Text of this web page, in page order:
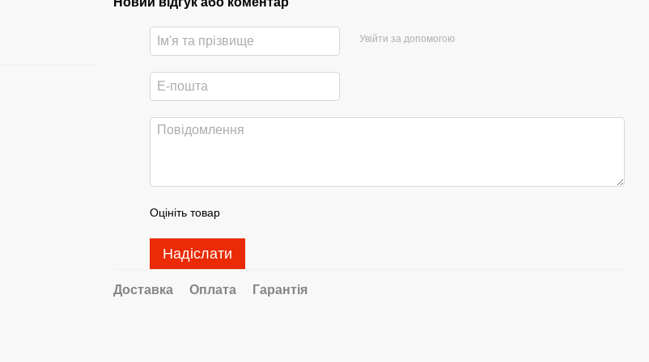
Увійти за допомогою
Оцініть товар
Надіслати
Доставка Оплата Гарантія